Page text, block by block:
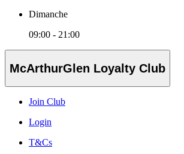
Dimanche
09:00 - 21:00
McArthurGlen Loyalty Club
Join Club
Login
T&Cs